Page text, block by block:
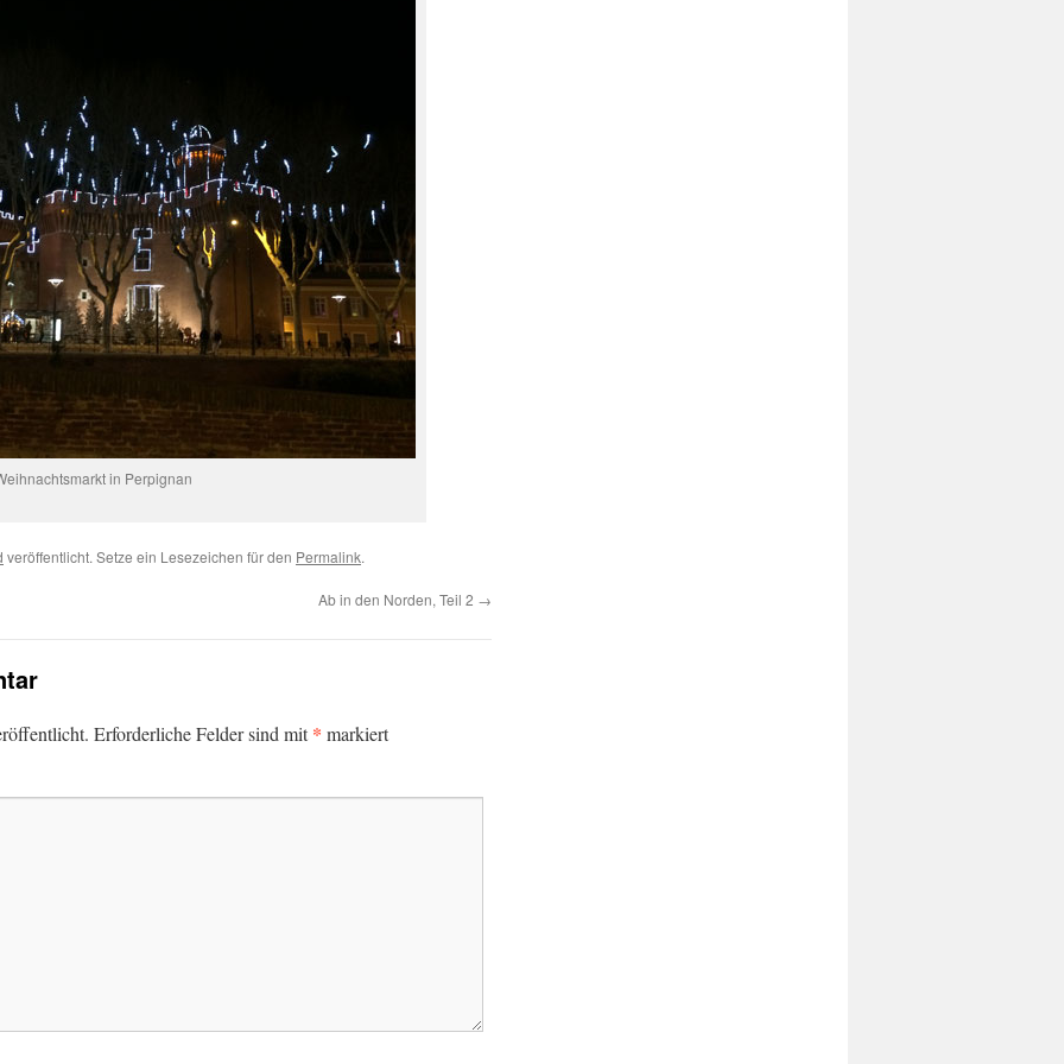
in Perpignan
veröffentlicht. Setze ein Lesezeichen für den Permalink.
Ab in den Norden, Teil 2 →
Erforderliche Felder sind mit* markiert